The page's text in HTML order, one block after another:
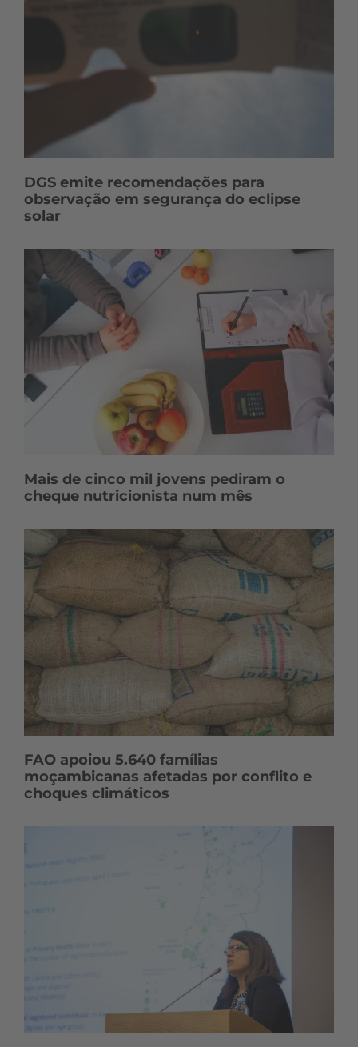
DGS emite recomendações para
observação em segurança do eclipse
solar
Mais de cinco mil jovens pediram o
cheque nutricionista num mês
FAO apoiou 5.640 famílias
moçambicanas afetadas por conflito e
choques climáticos